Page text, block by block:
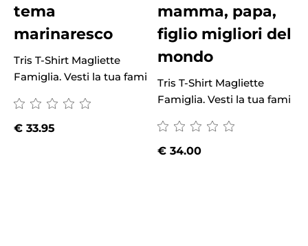
tema
marinaresco
Tris T-Shirt Magliette
Famiglia. Vesti la tua fami
€33.95
mamma, papa,
figlio migliori del
mondo
Tris T-Shirt Magliette
Famiglia. Vesti la tua fami
€ 34.00